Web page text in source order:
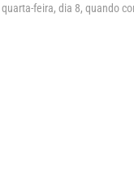
feira, dia 8, quando